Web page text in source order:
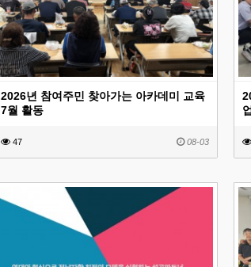
2026년 참여주민 찾아가는 아카데미 교육
7월 활동
47 08-03